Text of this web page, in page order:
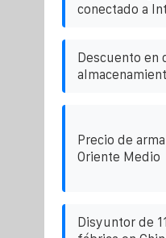
conectado a
Descuento en
Precio de
Oriente Medio
Disyuntor de